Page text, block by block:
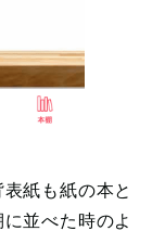
紙も紙の本と
並べた時のよ